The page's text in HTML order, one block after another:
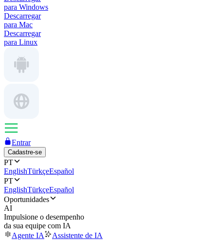
para Windows
Descarregar
para Mac
Descarregar
para Linux
Entrar
Cadastre-se
PT
EnglishTürkçeEspañol
PT
EnglishTürkçeEspañol
Oportunidades
AI
Impulsione o desempenho
da sua equipe com IA
Agente IA
Assistente de IA